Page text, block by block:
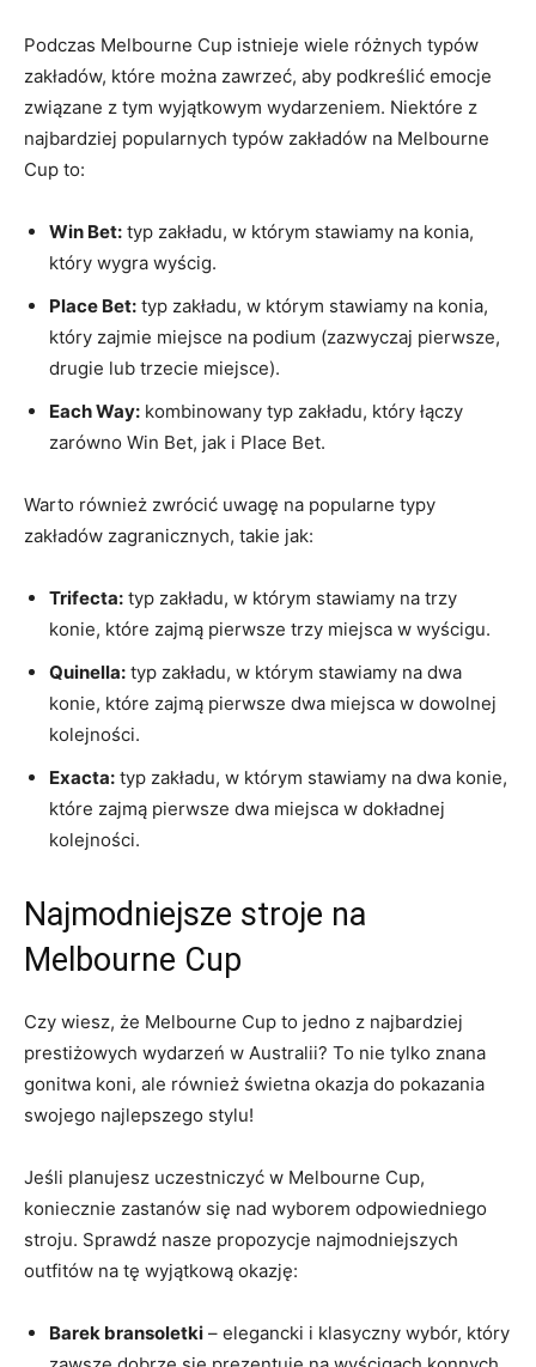
Podczas Melbourne Cup istnieje wiele różnych typów
zakładów, które można⁣ zawrzeć,⁢ aby ‌podkreślić⁣ emocje
związane z ‍tym wyjątkowym wydarzeniem. Niektóre z
najbardziej popularnych typów ⁢zakładów na ​Melbourne
Cup to:
Win Bet: typ zakładu, w‌ którym stawiamy ‍na konia,
⁢który wygra wyścig.
Place Bet: typ zakładu, w którym stawiamy na konia,
który zajmie miejsce na podium (zazwyczaj pierwsze,
drugie lub ⁢trzecie miejsce).
Each Way: kombinowany typ zakładu, który łączy
zarówno Win Bet, jak i Place Bet.
Warto również zwrócić uwagę na popularne typy
zakładów zagranicznych, takie jak:
Trifecta: typ‌ zakładu, w którym stawiamy na trzy⁢
konie, ‍które zajmą pierwsze ‌trzy miejsca w ​wyścigu.
Quinella: typ zakładu, w⁤ którym stawiamy ⁤na dwa
konie, które zajmą⁤ pierwsze‌ dwa miejsca w dowolnej
⁢kolejności.
Exacta: typ zakładu, w którym stawiamy na dwa​ konie,
które zajmą pierwsze dwa miejsca w dokładnej
kolejności.
Najmodniejsze stroje​ na
Melbourne Cup
Czy wiesz, że Melbourne Cup to jedno z najbardziej
prestiżowych wydarzeń ⁣w Australii? ⁢To nie tylko znana
gonitwa koni, ale ​również⁤ świetna okazja do‍ pokazania
swojego najlepszego stylu!
Jeśli planujesz uczestniczyć w Melbourne ⁢Cup,
koniecznie zastanów się nad wyborem odpowiedniego
stroju. Sprawdź nasze propozycje najmodniejszych
outfitów na tę‍ wyjątkową ​okazję:
Barek bransoletki – elegancki i klasyczny wybór,‌ który